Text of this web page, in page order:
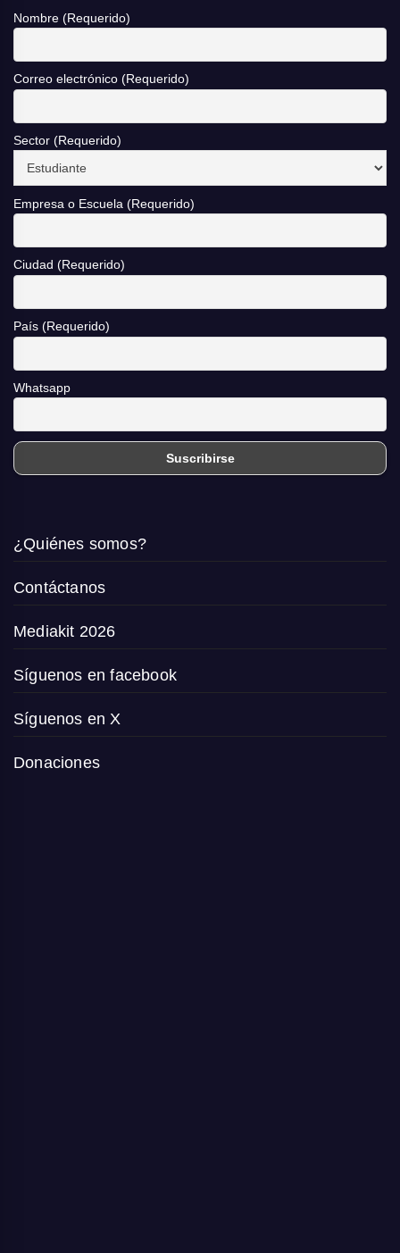
Nombre (Requerido)
Correo electrónico (Requerido)
Sector (Requerido)
Empresa o Escuela (Requerido)
Ciudad (Requerido)
País (Requerido)
Whatsapp
¿Quiénes somos?
Contáctanos
Mediakit 2026
Síguenos en facebook
Síguenos en X
Donaciones